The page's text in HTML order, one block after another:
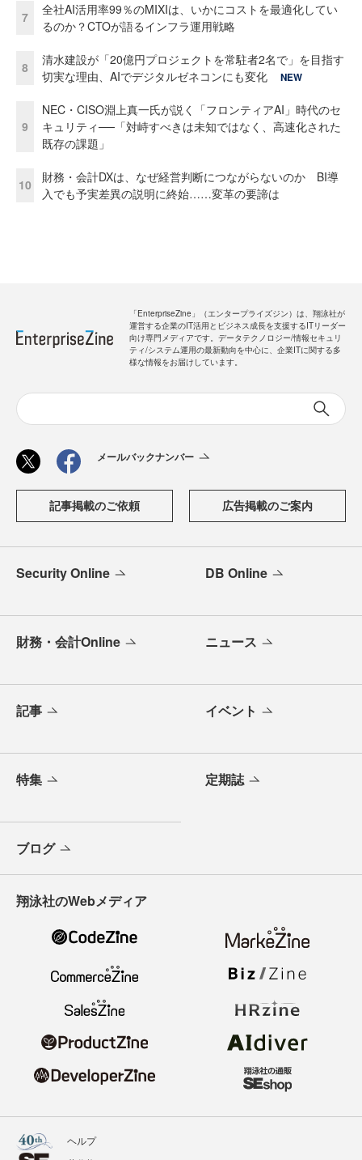
7
全社AI活用率99％のMIXIは、いかにコストを最適化してい
るのか？CTOが語るインフラ運用戦略
8
清水建設が「20億円プロジェクトを常駐者2名で」を目指す
切実な理由、AIでデジタルゼネコンにも変化
NEW
9
NEC・CISO淵上真一氏が説く「フロンティアAI」時代のセ
キュリティ──「対峙すべきは未知ではなく、高速化された
既存の課題」
10
財務・会計DXは、なぜ経営判断につながらないのか BI導
入でも予実差異の説明に終始……変革の要諦は
「EnterpriseZine」（エンタープライズジン）は、翔泳社が
運営する企業のIT活用とビジネス成長を支援するITリーダー
向け専門メディアです。データテクノロジー/情報セキュリ
ティ/システム運用の最新動向を中心に、企業ITに関する多
様な情報をお届けしています。
メールバックナンバー
記事掲載のご依頼 広告掲載のご案内
Security Online DB Online
財務・会計Online ニュース
記事 イベント
特集 定期誌
ブログ
翔泳社のWebメディア
ヘルプ